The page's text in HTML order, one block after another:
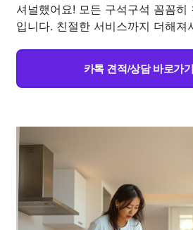
셔널했어요! 모든 구석구석 꼼꼼히
입니다. 친절한 서비스까지 더해져
카톡 견적/상담 바로가